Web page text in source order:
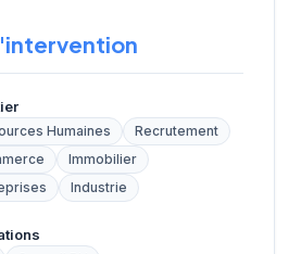
Humaines
Recrutement
Immobilier
Industrie